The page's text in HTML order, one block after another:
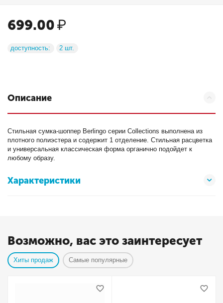
699.00₽
доступность: 2 шт.
Описание
Стильная сумка-шоппер Berlingo серии Collections выполнена из
плотного полиэстера и содержит 1 отделение. Стильная расцветка
и универсальная классическая форма органично подойдет к
любому образу.
Характеристики
Возможно, вас это заинтересует
Хиты продаж Самые популярные